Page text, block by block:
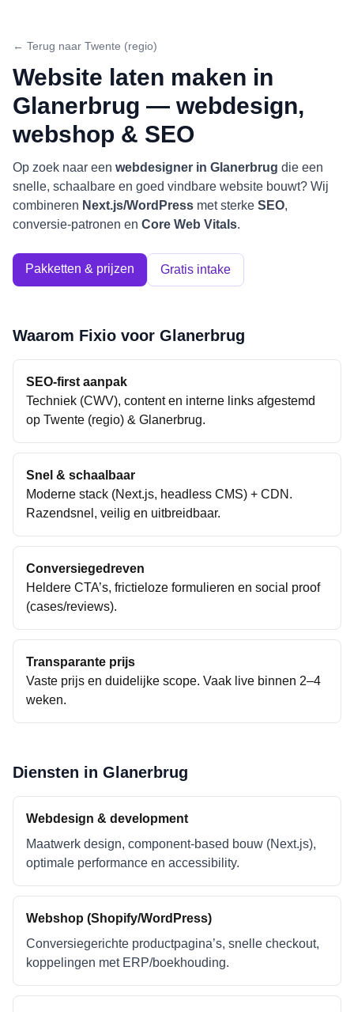
← Terug naar Twente (regio)
Website laten maken in
Glanerbrug — webdesign,
webshop & SEO
Op zoek naar een webdesigner in Glanerbrug die een
snelle, schaalbare en goed vindbare website bouwt? Wij
combineren Next.js/WordPress met sterke SEO,
conversie-patronen en Core Web Vitals.
Pakketten & prijzen Gratis intake
Waarom Fixio voor Glanerbrug
SEO-first aanpak
Techniek (CWV), content en interne links afgestemd
op Twente (regio) & Glanerbrug.
Snel & schaalbaar
Moderne stack (Next.js, headless CMS) + CDN.
Razendsnel, veilig en uitbreidbaar.
Conversiegedreven
Heldere CTA’s, frictieloze formulieren en social proof
(cases/reviews).
Transparante prijs
Vaste prijs en duidelijke scope. Vaak live binnen 2–4
weken.
Diensten in Glanerbrug
Webdesign & development
Maatwerk design, component-based bouw (Next.js),
optimale performance en accessibility.
Webshop (Shopify/WordPress)
Conversiegerichte productpagina’s, snelle checkout,
koppelingen met ERP/boekhouding.